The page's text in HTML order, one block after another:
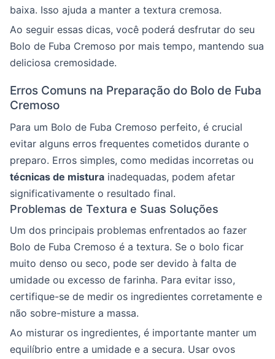
baixa. Isso ajuda a manter a textura cremosa.
Ao seguir essas dicas, você poderá desfrutar do seu
Bolo de Fuba Cremoso por mais tempo, mantendo sua
deliciosa cremosidade.
Erros Comuns na Preparação do Bolo de Fuba
Cremoso
Para um Bolo de Fuba Cremoso perfeito, é crucial
evitar alguns erros frequentes cometidos durante o
preparo. Erros simples, como medidas incorretas ou
técnicas de mistura inadequadas, podem afetar
significativamente o resultado final.
Problemas de Textura e Suas Soluções
Um dos principais problemas enfrentados ao fazer
Bolo de Fuba Cremoso é a textura. Se o bolo ficar
muito denso ou seco, pode ser devido à falta de
umidade ou excesso de farinha. Para evitar isso,
certifique-se de medir os ingredientes corretamente e
não sobre-misture a massa.
Ao misturar os ingredientes, é importante manter um
equilíbrio entre a umidade e a secura. Usar ovos